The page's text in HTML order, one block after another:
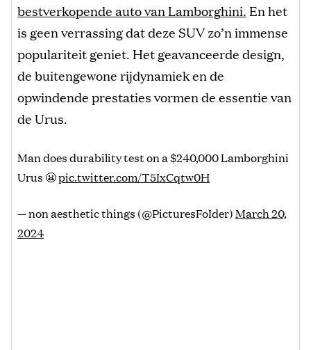
bestverkopende auto van Lamborghini. En het
is geen verrassing dat deze SUV zo’n immense
populariteit geniet. Het geavanceerde design,
de buitengewone rijdynamiek en de
opwindende prestaties vormen de essentie van
de Urus.
Man does durability test on a $240,000 Lamborghini
Urus 😬pic.twitter.com/T5IxCqtw0H
— non aesthetic things (@PicturesFoIder)March 20,
2024